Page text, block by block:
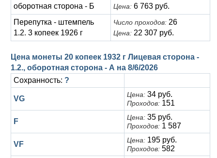
оборотная сторона - Б
Цена: 6 763 руб.
Перепутка - штемпель
1.2. 3 копеек 1926 г
Число проходов: 26
Цена: 22 307 руб.
Цена монеты 20 копеек 1932 г Лицевая сторона -
1.2., оборотная сторона - А на 8/6/2026
Сохранность: ?
VG Цена: 34 руб.
Проходов: 151
F Цена: 35 руб.
Проходов: 1 587
VF Цена: 195 руб.
Проходов: 582